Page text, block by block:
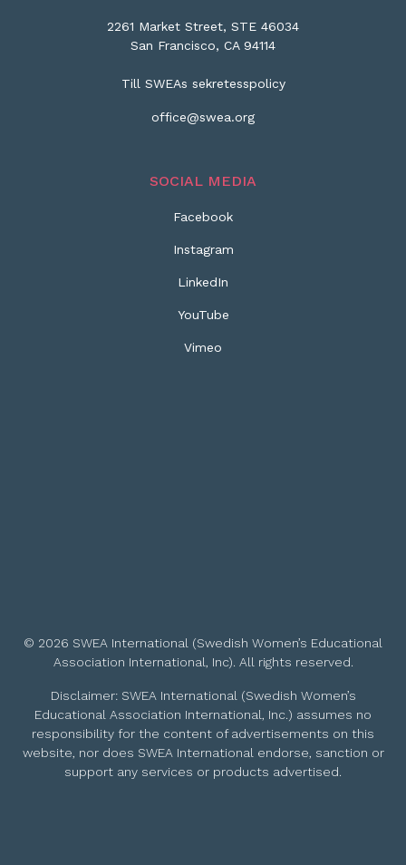
2261 Market Street, STE 46034
San Francisco, CA 94114
Till SWEAs sekretesspolicy
office@swea.org
SOCIAL MEDIA
Facebook
Instagram
LinkedIn
YouTube
Vimeo
© 2026 SWEA International (Swedish Women’s Educational
Association International, Inc). All rights reserved.
Disclaimer: SWEA International (Swedish Women’s
Educational Association International, Inc.) assumes no
responsibility for the content of advertisements on this
website, nor does SWEA International endorse, sanction or
support any services or products advertised.